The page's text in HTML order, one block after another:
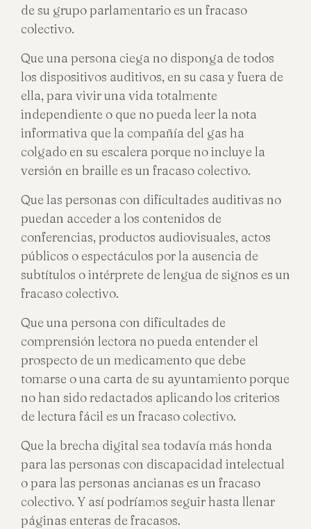
de su grupo parlamentario es un fracaso
colectivo.
Que una persona ciega no disponga de todos
los dispositivos auditivos, en su casa y fuera de
ella, para vivir una vida totalmente
independiente o que no pueda leer la nota
informativa que la compañía del gas ha
colgado en su escalera porque no incluye la
versión en braille es un fracaso colectivo.
Que las personas con dificultades auditivas no
puedan acceder a los contenidos de
conferencias, productos audiovisuales, actos
públicos o espectáculos por la ausencia de
subtítulos o intérprete de lengua de signos es un
fracaso colectivo.
Que una persona con dificultades de
comprensión lectora no pueda entender el
prospecto de un medicamento que debe
tomarse o una carta de su ayuntamiento porque
no han sido redactados aplicando los criterios
de lectura fácil es un fracaso colectivo.
Que la brecha digital sea todavía más honda
para las personas con discapacidad intelectual
o para las personas ancianas es un fracaso
colectivo. Y así podríamos seguir hasta llenar
páginas enteras de fracasos.